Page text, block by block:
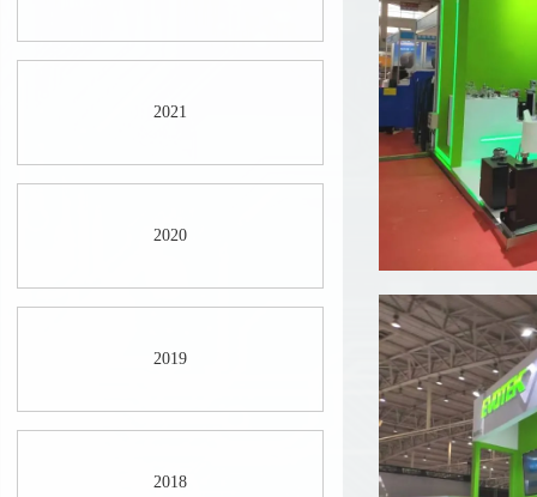
2021
2020
2019
2018